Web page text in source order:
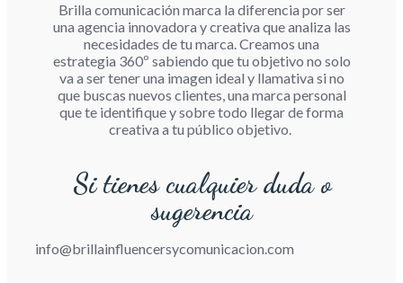
Brilla comunicación marca la diferencia por ser
una agencia innovadora y creativa que analiza las
necesidades de tu marca. Creamos una
estrategia 360º sabiendo que tu objetivo no solo
va a ser tener una imagen ideal y llamativa si no
que buscas nuevos clientes, una marca personal
que te identifique y sobre todo llegar de forma
creativa a tu público objetivo.
Si tienes cualquier duda o
sugerencia
info@brillainfluencersycomunicacion.com